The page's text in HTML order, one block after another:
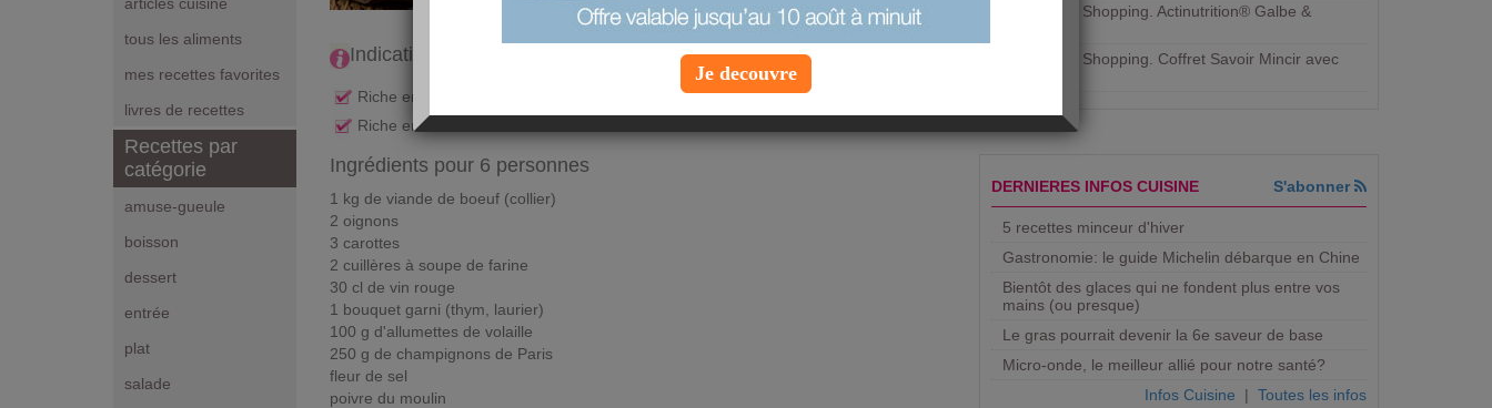
articles cuisine
tous les aliments
mes recettes favorites
livres de recettes
Recettes par
catégorie
amuse-gueule
boisson
dessert
entrée
plat
salade
Indications Nutrition-Santé
Riche en fibres
Riche en vitamines et minéraux
Ingrédients pour 6 personnes
1 kg de viande de boeuf (collier)
2 oignons
3 carottes
2 cuillères à soupe de farine
30 cl de vin rouge
1 bouquet garni (thym, laurier)
100 g d'allumettes de volaille
250 g de champignons de Paris
fleur de sel
poivre du moulin
Aujourdhui Shopping. Actinutrition® Galbe &
Aujourdhui Shopping. ​Coffret Savoir Mincir avec
DERNIERES INFOS CUISINE S'abonner
5 recettes minceur d'hiver
Gastronomie: le guide Michelin débarque en Chine
Bientôt des glaces qui ne fondent plus entre vos
mains (ou presque)
Le gras pourrait devenir la 6e saveur de base
Micro-onde, le meilleur allié pour notre santé?
Infos Cuisine | Toutes les infos
Je decouvre